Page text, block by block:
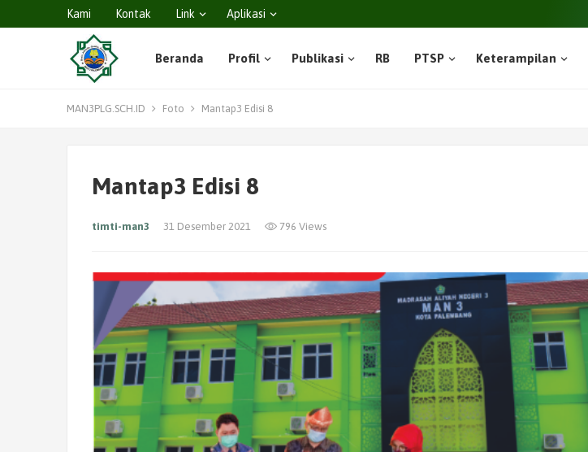
Kami Kontak Link Aplikasi
Beranda Profil Publikasi RB PTSP Keterampilan
MAN3PLG.SCH.ID Foto Mantap3 Edisi 8
Mantap3 Edisi 8
timti-man3 31 Desember 2021 796 Views